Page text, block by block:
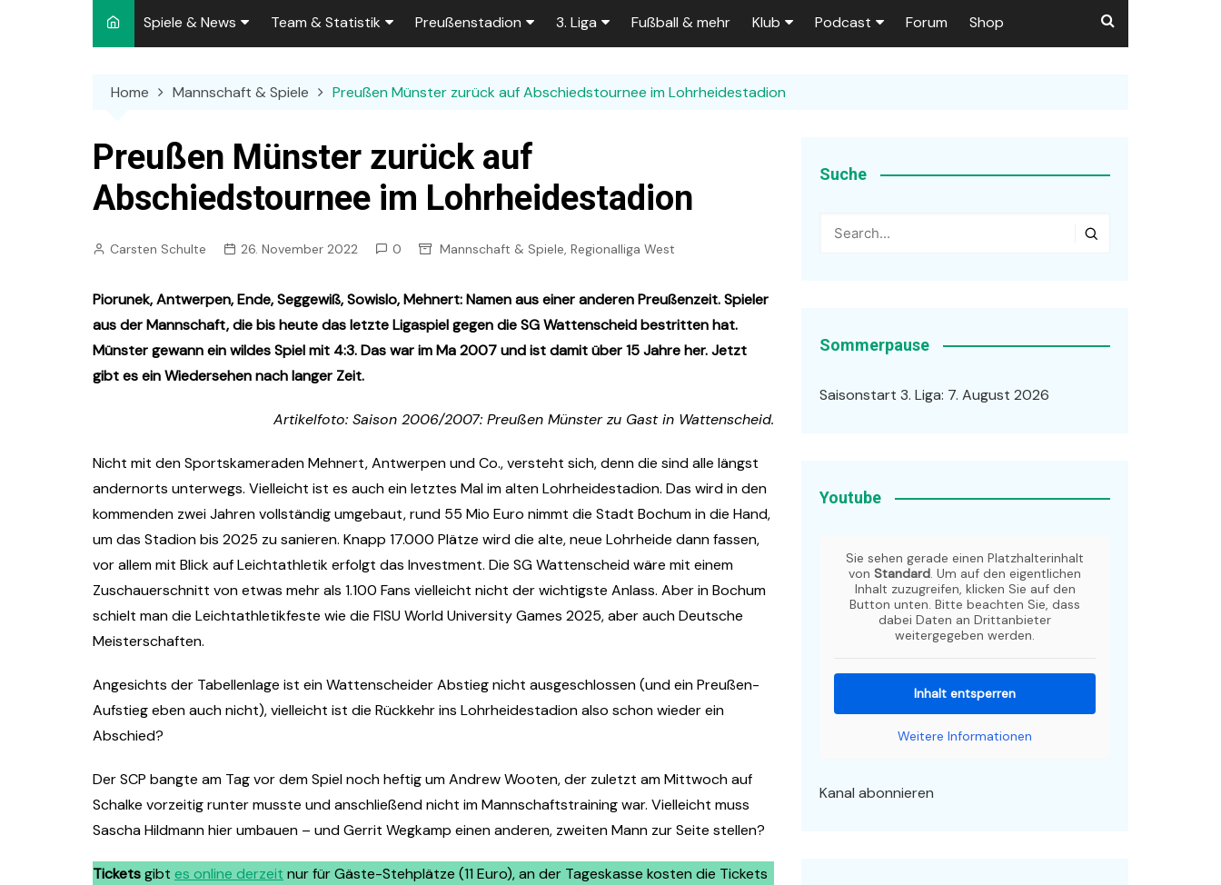
Spiele & News
Team-News
Punktspiele
Testspiele
Archiv
Spielplan 2025/2026
Team & Statistik
Sperren und Ausfälle
Zuschauer-Statistik
„Kicker“ Elf des Tages
Ewige Tabellen
DFB-Strafen
Preußenstadion
Fragen und Antworten
Stadionumbau ab 2025
Stadion-Meilensteine
Das aktuelle
Bau der Trainingsplätze
3. Liga
Spielplan
Rahmentermine
Fußball & mehr Klub
Unterstützer dieser Seite
Ex-Preußen
Podcast Forum Shop
Home Mannschaft & Spiele Preußen Münster zurück auf Abschiedstournee im Lohrheidestadion
Preußen Münster zurück auf
Abschiedstournee im Lohrheidestadion
Carsten Schulte 26. November 2022 0 Mannschaft & Spiele, Regionalliga West
Piorunek, Antwerpen, Ende, Seggewiß, Sowislo, Mehnert: Namen aus einer anderen Preußenzeit. Spieler
aus der Mannschaft, die bis heute das letzte Ligaspiel gegen die SG Wattenscheid bestritten hat.
Münster gewann ein wildes Spiel mit 4:3. Das war im Ma 2007 und ist damit über 15 Jahre her. Jetzt
gibt es ein Wiedersehen nach langer Zeit.
Artikelfoto: Saison 2006/2007: Preußen Münster zu Gast in Wattenscheid.
Nicht mit den Sportskameraden Mehnert, Antwerpen und Co., versteht sich, denn die sind alle längst
andernorts unterwegs. Vielleicht ist es auch ein letztes Mal im alten Lohrheidestadion. Das wird in den
kommenden zwei Jahren vollständig umgebaut, rund 55 Mio Euro nimmt die Stadt Bochum in die Hand,
um das Stadion bis 2025 zu sanieren. Knapp 17.000 Plätze wird die alte, neue Lohrheide dann fassen,
vor allem mit Blick auf Leichtathletik erfolgt das Investment. Die SG Wattenscheid wäre mit einem
Zuschauerschnitt von etwas mehr als 1.100 Fans vielleicht nicht der wichtigste Anlass. Aber in Bochum
schielt man die Leichtathletikfeste wie die FISU World University Games 2025, aber auch Deutsche
Meisterschaften.
Angesichts der Tabellenlage ist ein Wattenscheider Abstieg nicht ausgeschlossen (und ein Preußen-
Aufstieg eben auch nicht), vielleicht ist die Rückkehr ins Lohrheidestadion also schon wieder ein
Abschied?
Der SCP bangte am Tag vor dem Spiel noch heftig um Andrew Wooten, der zuletzt am Mittwoch auf
Schalke vorzeitig runter musste und anschließend nicht im Mannschaftstraining war. Vielleicht muss
Sascha Hildmann hier umbauen – und Gerrit Wegkamp einen anderen, zweiten Mann zur Seite stellen?
Ticketsgibt es online derzeit nur für Gäste-Stehplätze (11 Euro), an der Tageskasse kosten die Tickets
Suche
Sommerpause
Saisonstart 3. Liga: 7. August 2026
Youtube
Sie sehen gerade einen Platzhalterinhalt
von Standard. Um auf den eigentlichen
Inhalt zuzugreifen, klicken Sie auf den
Button unten. Bitte beachten Sie, dass
dabei Daten an Drittanbieter
weitergegeben werden.
Inhalt entsperren
Weitere Informationen
Kanal abonnieren